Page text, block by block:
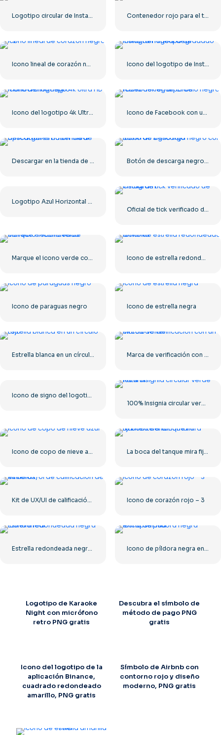
Contenedor rojo para el transporte de mercancías por mar.
Icono del logotipo de Instagram lineal degradado
Icono de paraguas negro Icono de estrella negra
100% Insignia circular verde natural
Icono de corazón rojo – 3
Logotipo de Karaoke
Night con micrófono
retro PNG gratis
Descubra el símbolo de
método de pago PNG
gratis
Icono del logotipo de la
aplicación Binance,
cuadrado redondeado
amarillo, PNG gratis
Símbolo de Airbnb con
contorno rojo y diseño
moderno, PNG gratis